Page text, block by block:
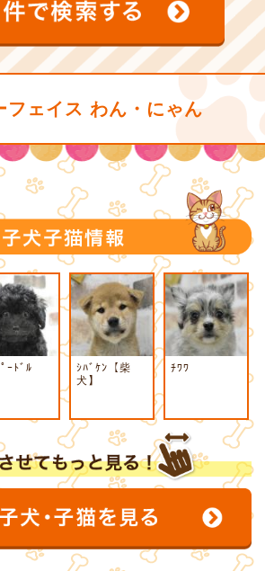
フェイス わん・にゃん
ｰﾄﾞﾙ
ｼﾊﾞｹﾝ【柴
犬】
ﾁﾜﾜ